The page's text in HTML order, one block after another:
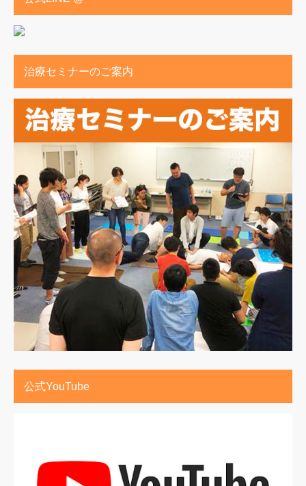
治療セミナーのご案内
公式YouTube